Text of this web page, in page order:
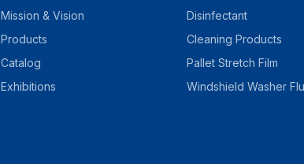
Mission & Vision
Products
Catalog
Exhibitions
Disinfectant
Cleaning Products
Pallet Stretch Film
Windshield Washer